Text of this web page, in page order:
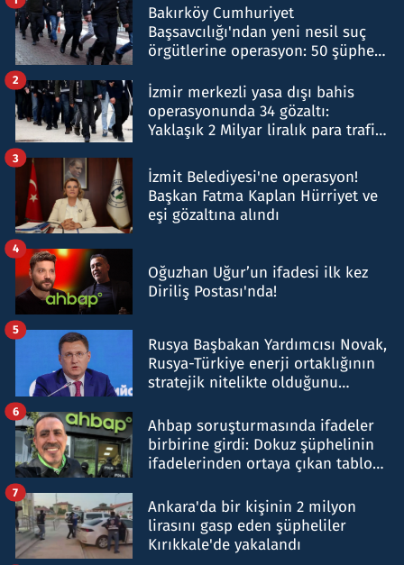
Bakırköy Cumhuriyet
Başsavcılığı'ndan yeni nesil suç
örgütlerine operasyon: 50 şüpheli
İzmir merkezli yasa dışı bahis
operasyonunda 34 gözaltı:
Yaklaşık 2 Milyar liralık para trafiği
2
İzmit Belediyesi'ne operasyon!
Başkan Fatma Kaplan Hürriyet ve
eşi gözaltına alındı
3
Oğuzhan Uğur’un ifadesi ilk kez
Diriliş Postası'nda!
4
Rusya Başbakan Yardımcısı Novak,
Rusya-Türkiye enerji ortaklığının
stratejik nitelikte olduğunu
5
Ahbap soruşturmasında ifadeler
birbirine girdi: Dokuz şüphelinin
ifadelerinden ortaya çıkan tablo
6
Ankara'da bir kişinin 2 milyon
lirasını gasp eden şüpheliler
Kırıkkale'de yakalandı
7